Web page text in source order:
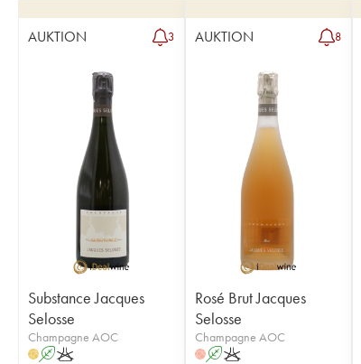
AUKTION 3
Substance Jacques
Selosse
Champagne AOC
H AK
AUKTION 8
Rosé Brut Jacques
Selosse
Champagne AOC
HAK